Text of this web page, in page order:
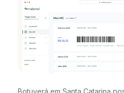
Botuverá em Santa Catarina